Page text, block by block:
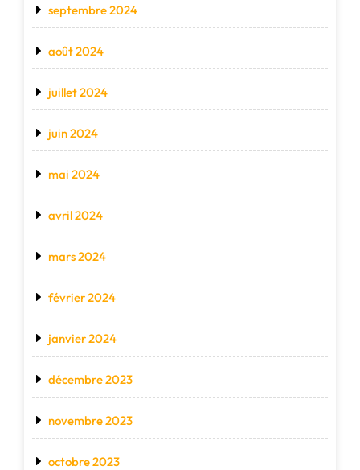
septembre 2024
août 2024
juillet 2024
juin 2024
mai 2024
avril 2024
mars 2024
février 2024
janvier 2024
décembre 2023
novembre 2023
octobre 2023